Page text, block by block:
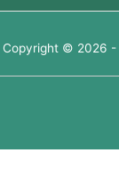
Copyright © 2026 -